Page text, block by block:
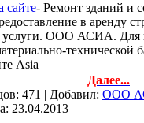
сайте- Ремонт зданий и
в аренду
услуги. ООО АСИА. Для
Asia
Далее...
471 | Добавил: ООО
23.04.2013